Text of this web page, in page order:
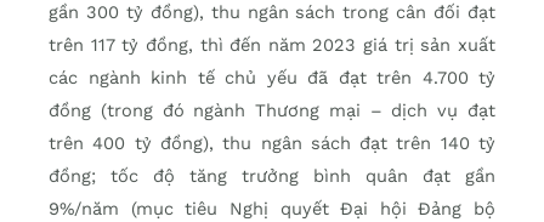
gần 300 tỷ đồng), thu ngân sách trong cân đối đạt
trên 117 tỷ đồng, thì đến năm 2023 giá trị sản xuất
các ngành kinh tế chủ yếu đã đạt trên 4.700 tỷ
đồng (trong đó ngành Thương mại – dịch vụ đạt
trên 400 tỷ đồng), thu ngân sách đạt trên 140 tỷ
đồng; tốc độ tăng trưởng bình quân đạt gần
9%/năm (mục tiêu Nghị quyết Đại hội Đảng bộ